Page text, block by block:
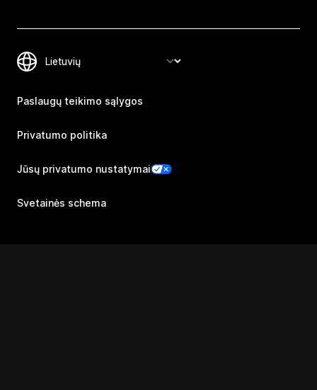
Paslaugų teikimo sąlygos
Privatumo politika
Jūsų privatumo nustatymai
Svetainės schema